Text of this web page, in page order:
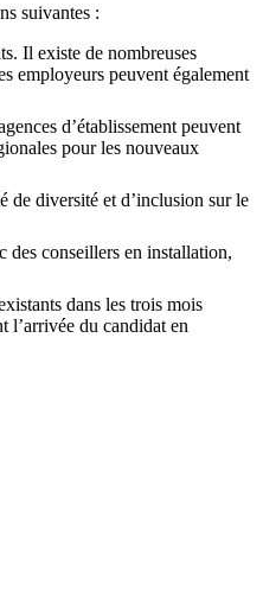
suivantes :
Il existe de nombreuses
employeurs peuvent également
d’établissement peuvent
pour les nouveaux
de diversité et d’inclusion sur le
des conseillers en installation,
dans les trois mois
l’arrivée du candidat en